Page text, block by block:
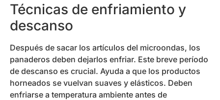
Técnicas de enfriamiento y
descanso
Después de sacar los artículos del microondas, los
panaderos deben dejarlos enfriar. Este breve período
de descanso es crucial. Ayuda a que los productos
horneados se vuelvan suaves y elásticos. Deben
enfriarse a temperatura ambiente antes de